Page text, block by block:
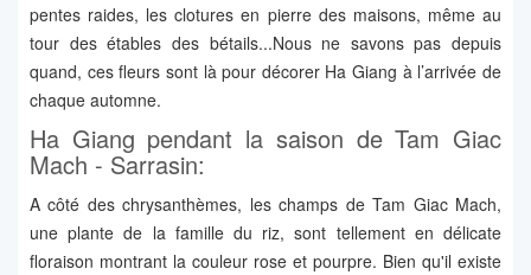
pentes raides, les clotures en pierre des maisons, même au
tour des étables des bétails...Nous ne savons pas depuis
quand, ces fleurs sont là pour décorer Ha Giang à l’arrivée de
chaque automne.
Ha Giang pendant la saison de Tam Giac
Mach - Sarrasin:
A côté des chrysanthèmes, les champs de Tam Giac Mach,
une plante de la famille du riz, sont tellement en délicate
floraison montrant la couleur rose et pourpre. Bien qu'il existe